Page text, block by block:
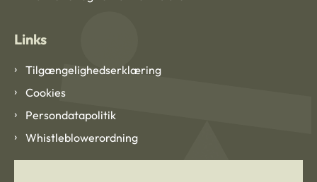
Links
Tilgængelighedserklæring
Cookies
Persondatapolitik
Whistleblowerordning